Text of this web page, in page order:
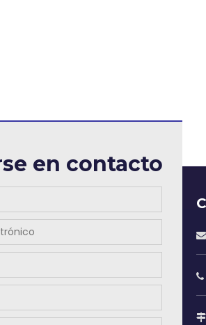
en contacto


